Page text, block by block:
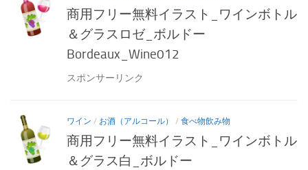
商用フリー無料イラスト_ワインボトル
＆グラスロゼ_ボルドー
Bordeaux_Wine012
スポンサーリンク
ワイン / お酒（アルコール） / 食べ物飲み物
商用フリー無料イラスト_ワインボトル
＆グラス白_ボルドー